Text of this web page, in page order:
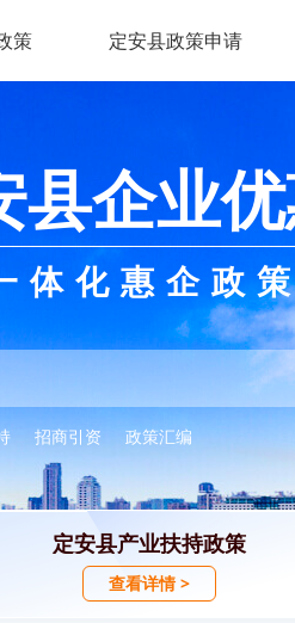
策 定安县政策申请
县企业
体化惠企政
招商引资 政策汇编
定安县产业扶持政策
查看详情 >